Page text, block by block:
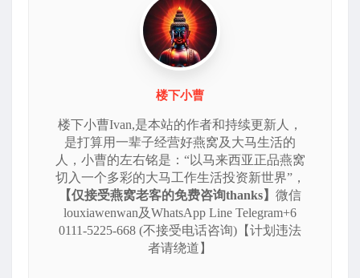
楼下小曹
楼下小曹Ivan,是本站的作者和持续更新人，
是打算用一辈子经营好燕窝及大马生活的
人，小曹的左右铭是：“以马来西亚正品燕窝
切入一个多彩的大马工作生活投资新世界”，
【仅接受燕窝老客的免费咨询thanks】 微信
louxiawenwan及WhatsApp Line Telegram+6
0111-5225-668 (不接受电话咨询)【计划违法
者请绕道】